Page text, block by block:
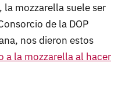
mozzarella suele ser
de la DOP
nos dieron estos
a la mozzarella al hacer